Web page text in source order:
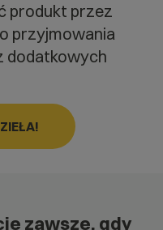
produkt przez
przyjmowania
dodatkowych
zawsze, gdy